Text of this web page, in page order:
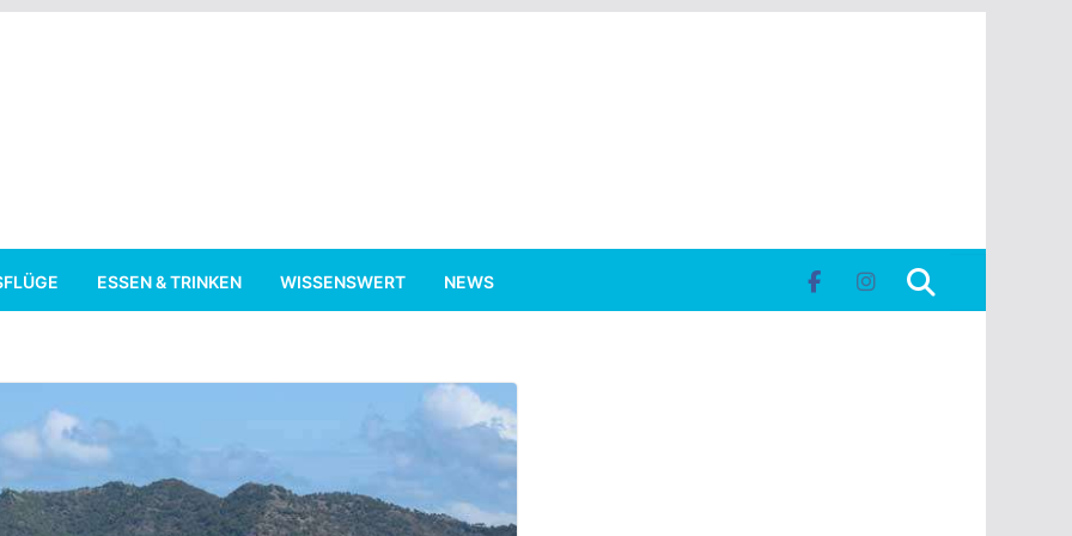
ESSEN & TRINKEN WISSENSWERT NEWS